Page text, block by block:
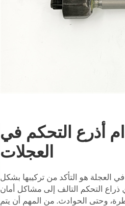
أذرع التحكم في
العجلات
العجلة هو التأكد من تركيبها بشكل
التحكم التالف إلى مشاكل أمان
وحتى الحوادث. من المهم أن يتم